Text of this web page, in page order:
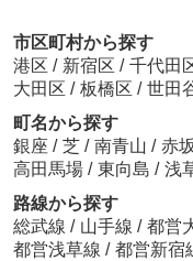
市区町村から探す
港区 / 新宿区 / 千代田
大田区 / 板橋区 / 世田
町名から探す
銀座 / 芝 / 南青山 / 赤坂
高田馬場 / 東向島 / 浅
路線から探す
総武線 / 山手線 / 都営
都営浅草線 / 都営新宿